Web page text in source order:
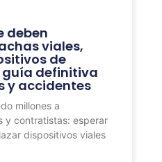
deben
viales,
de
guía definitiva
y accidentes
millones a
y contratistas: esperar
dispositivos viales